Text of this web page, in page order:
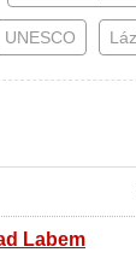
UNESCO
Labem